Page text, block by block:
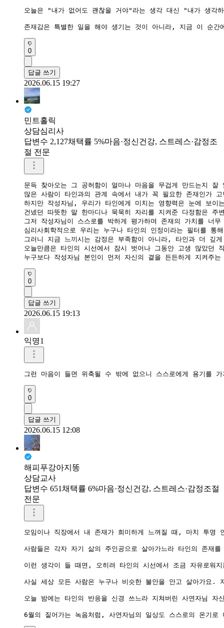
오늘은 "내가 없어도 괜찮을 거야"라는 생각 대신 "내가 생각
존재감은 특별한 일을 해야 생기는 것이 아니라, 지금 이 순간
0
답글 쓰기
2026.06.15 19:27
민트홀릭
상담심리사
답변수 2,127채택률 5%마음·정신건강, 스트레스·감정조
절 전문
문득 찾아오는 그 공허함이 얼마나 마음을 무겁게 만드는지 잘
많은 사람이 타인과의 관계 속에서 내가 꼭 필요한 존재인가
하지만 작성자님, 우리가 타인에게 미치는 영향력은 눈에 보
건넸던 따뜻한 말 한마디나 묵묵히 자리를 지켜준 다정함은 주
그저 작성자님이 스스로를 박하게 평가하며 존재의 가치를 너
심리사회학적으로 우리는 누구나 타인의 인정이라는 필터를 통
그러니 지금 느끼시는 감정은 부족함이 아니라, 타인과 더 깊
오늘만큼은 타인의 시선에서 잠시 벗어나 그동안 고생 많았던
누구보다 작성자님 본인이 먼저 자신의 곁을 든든하게 지켜주
0
답글 쓰기
2026.06.15 19:13
익명1
그런 마음이 들면 위축될 수 밖에 없으니 스스로에게 용기를 가
0
답글 쓰기
2026.06.15 12:08
해피푸강아지똥
상담교사
답변수 651 채택률 6%마음·정신건강, 스트레스·감정조절
전문
모임이나 직장에서 내 존재가 희미하게 느껴질 때, 마치 투명
사람들은 각자 자기 삶의 주인공으로 살아가느라 타인의 존재
이런 생각이 들 때면, 오히려 타인의 시선에서 조금 자유로워
사실 세상 모든 사람은 누구나 비슷한 불안을 안고 살아가요.
오늘 밤에는 타인의 반응을 신경 쓰느라 지쳐버린 사연자님
6월의 짙어가는 녹음처럼, 사연자님의 일상도 스스로의 온기